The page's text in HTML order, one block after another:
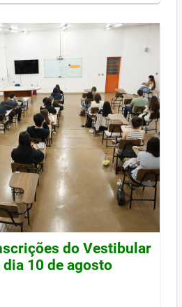
do Vestibular
10 de agosto